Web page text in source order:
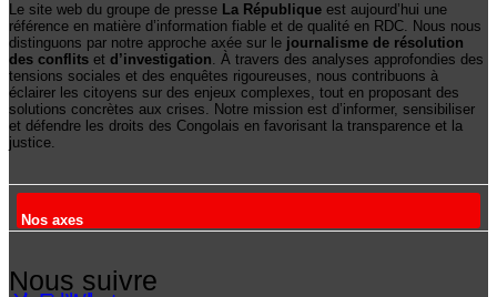
Le site web du groupe de presse La République est aujourd’hui une
référence en matière d’information fiable et de qualité en RDC. Nous nous
distinguons par notre approche axée sur le journalisme de résolution
des conflits et d’investigation. À travers des analyses approfondies des
tensions sociales et des enquêtes rigoureuses, nous contribuons à
éclairer les citoyens sur des enjeux complexes, tout en proposant des
solutions concrètes aux crises. Notre mission est d’informer, sensibiliser
et défendre les droits des Congolais en favorisant la transparence et la
justice.
Nos axes
Nous suivre